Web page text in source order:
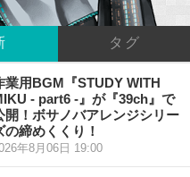
タグ
業用BGM『STUDY WITH
- part6 -』が『39ch』で
開！ボサノバアレンジシリー
の締めくくり！
年8月06日 19:00